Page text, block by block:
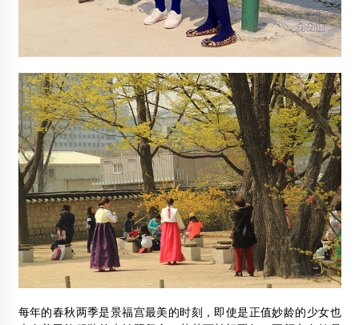
每年的春秋两季是景福宫最美的时刻，即使是正值妙龄的少女也